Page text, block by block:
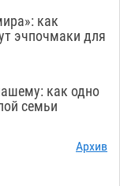
в режиме
угрожает
573
как
эчпочмаки для
как одно
семьи
Архив